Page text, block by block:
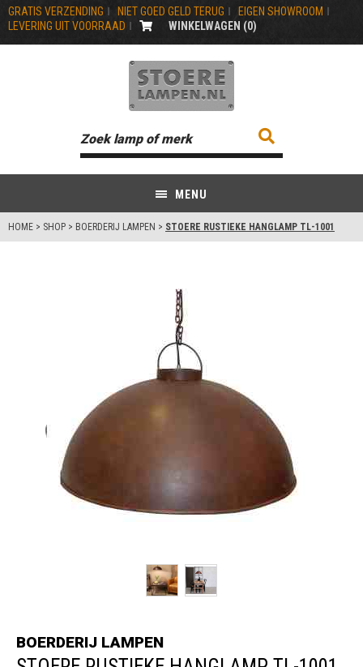
GRATIS VERZENDING NIET GOED GELD TERUG
EIGEN SHOWROOM
LEVERING UIT VOORRAAD
WINKELWAGEN (0)
MENU
HOME > SHOP > BOERDERIJ LAMPEN > STOERE RUSTIEKE HANGLAMP TL-1001
BOERDERIJ LAMPEN